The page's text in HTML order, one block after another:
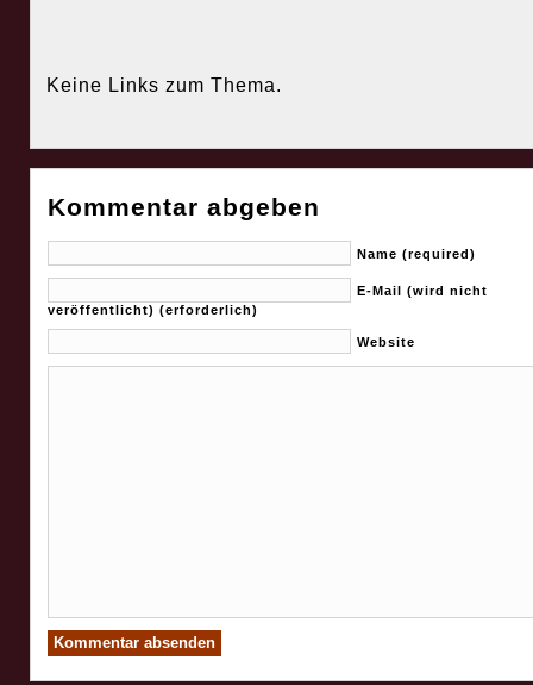
Keine Links zum Thema.
Kommentar abgeben
Name (required)
E-Mail (wird nicht
veröffentlicht) (erforderlich)
Website